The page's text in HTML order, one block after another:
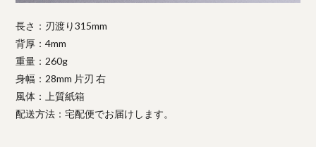
長さ：刃渡り315mm
背厚：4mm
重量：260g
身幅：28mm 片刃 右
風体：上質紙箱
配送方法：宅配便でお届けします。